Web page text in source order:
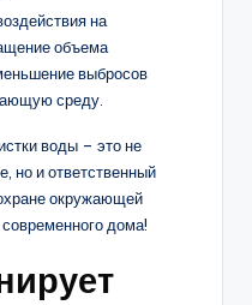
на
объема
выбросов
среду.
воды – это не
но и ответственный
окружающей
дома!